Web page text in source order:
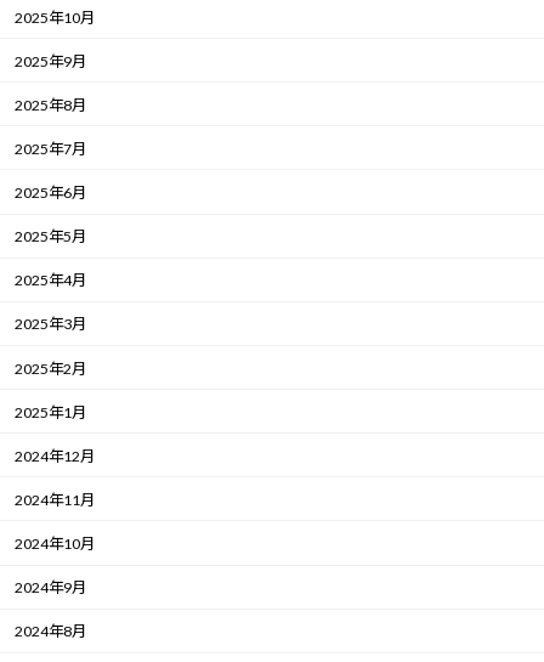
2025年10月
2025年9月
2025年8月
2025年7月
2025年6月
2025年5月
2025年4月
2025年3月
2025年2月
2025年1月
2024年12月
2024年11月
2024年10月
2024年9月
2024年8月